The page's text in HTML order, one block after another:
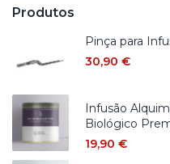
Produtos
Pinça para
30,90 €
Infusão
Biológico
19,90 €